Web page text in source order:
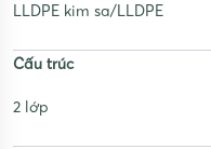
LLDPE kim sa/LLDPE
Cấu trúc
2 lớp